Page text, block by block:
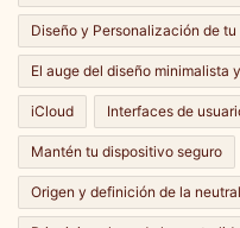
Diseño y Personalización de tu
El auge del diseño minimalista
iCloud Interfaces de
Mantén tu dispositivo seguro
Origen y definición de la